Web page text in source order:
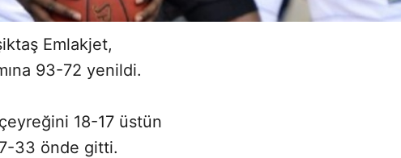
Emlakjet,
93-72 yenildi.
18-17 üstün
33 önde gitti.